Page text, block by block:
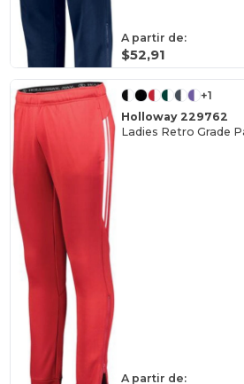
A partir de:
$52,91
+1
Holloway 229762
Ladies Retro Grade
A partir de: